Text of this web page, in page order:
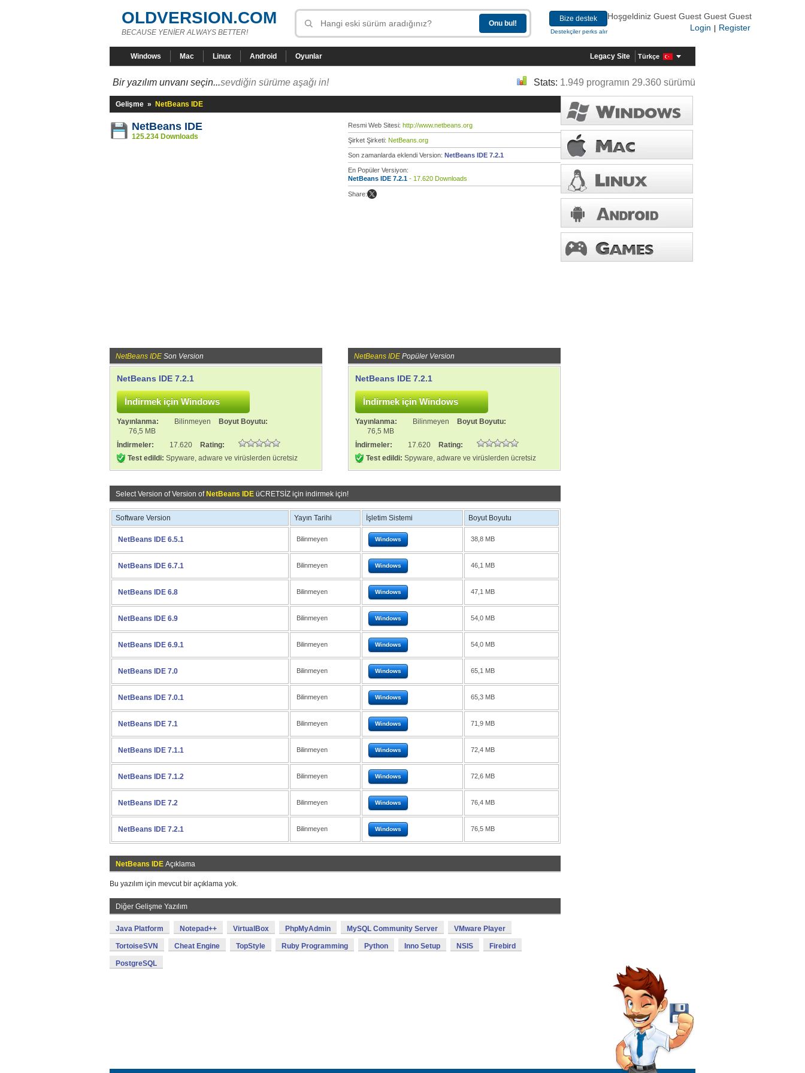
OLDVERSION.COM
BECAUSE YENİER ALWAYS BETTER!
Bize destek
Destekçiler perks alır
Hoşgeldiniz Guest Guest Guest Guest
Login
Register
Windows Mac Linux Android Oyunlar Legacy Site Türkçe
Bir yazılım unvanı seçin...sevdiğin sürüme aşağı in! Stats: 1.949 programın 29.360 sürümü
Gelişme » NetBeans IDE
NetBeans IDE
125.234 Downloads
Resmi Web Sitesi: http://www.netbeans.org
Şirket Şirketi: NetBeans.org
Son zamanlarda eklendi Version: NetBeans IDE 7.2.1
En Popüler Versiyon:
NetBeans IDE 7.2.1 - 17.620 Downloads
Share:
NetBeans IDE Son Version
NetBeans IDE 7.2.1
Yayınlanma: Bilinmeyen
Boyut Boyutu:
76,5 MB
İndirmeler:
17.620
Rating:
Test edildi: Spyware, adware ve virüslerden ücretsiz
NetBeans IDE Popüler Version
NetBeans IDE 7.2.1
Yayınlanma: Bilinmeyen
Boyut Boyutu:
76,5 MB
İndirmeler:
17.620
Rating:
Test edildi: Spyware, adware ve virüslerden ücretsiz
Select Version of Version of NetBeans IDE üCRETSİZ için indirmek için!
Software Version Yayın Tarihi İşletim Sistemi Boyut Boyutu
NetBeans IDE 6.5.1 Bilinmeyen Windows 38,8 MB
NetBeans IDE 6.7.1 Bilinmeyen Windows 46,1 MB
NetBeans IDE 6.8 Bilinmeyen Windows 47,1 MB
NetBeans IDE 6.9 Bilinmeyen Windows 54,0 MB
NetBeans IDE 6.9.1 Bilinmeyen Windows 54,0 MB
NetBeans IDE 7.0 Bilinmeyen Windows 65,1 MB
NetBeans IDE 7.0.1 Bilinmeyen Windows 65,3 MB
NetBeans IDE 7.1 Bilinmeyen Windows 71,9 MB
NetBeans IDE 7.1.1 Bilinmeyen Windows 72,4 MB
NetBeans IDE 7.1.2 Bilinmeyen Windows 72,6 MB
NetBeans IDE 7.2 Bilinmeyen Windows 76,4 MB
NetBeans IDE 7.2.1 Bilinmeyen Windows 76,5 MB
NetBeans IDE Açıklama
Bu yazılım için mevcut bir açıklama yok.
Diğer Gelişme Yazılım
Java Platform Notepad++ VirtualBox PhpMyAdmin MySQL Community Server VMware Player
TortoiseSVN Cheat Engine TopStyle Ruby Programming Python Inno Setup NSIS Firebird
PostgreSQL